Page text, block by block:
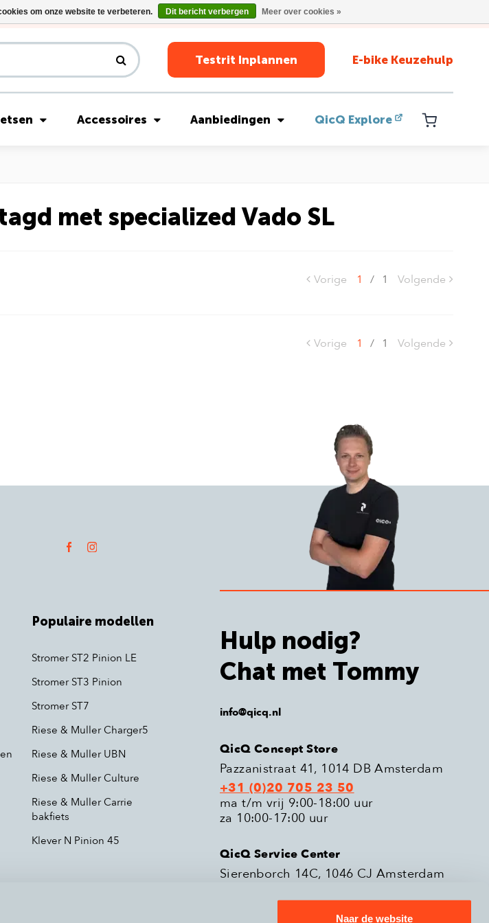
Naar de website
Core nu direct uit voorraad leverbaar!
Testrit Inplannen E-bike Keuzehulp
Accessoires Aanbiedingen QicQ Explore
met specialized Vado SL
Vorige 1 / 1 Volgende
Vorige 1 / 1 Volgende
Populaire modellen
Stromer ST2 Pinion LE
Stromer ST3 Pinion
Stromer ST7
Riese & Muller Charger5
Riese & Muller UBN
Riese & Muller Culture
Riese & Muller Carrie
bakfiets
Klever N Pinion 45
Hulp nodig?
Chat met Tommy
info@qicq.nl
QicQ Concept Store
Pazzanistraat 41, 1014 DB Amsterdam
+31 (0)20 705 23 50
ma t/m vrij 9:00-18:00 uur
za 10:00-17:00 uur
QicQ Service Center
Sierenborch 14C, 1046 CJ Amsterdam
om onze website te verbeteren. Dit bericht verbergen Meer over cookies »